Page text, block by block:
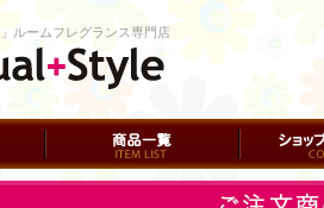
商品一覧 ショップコ
ルームフレグランス専門店